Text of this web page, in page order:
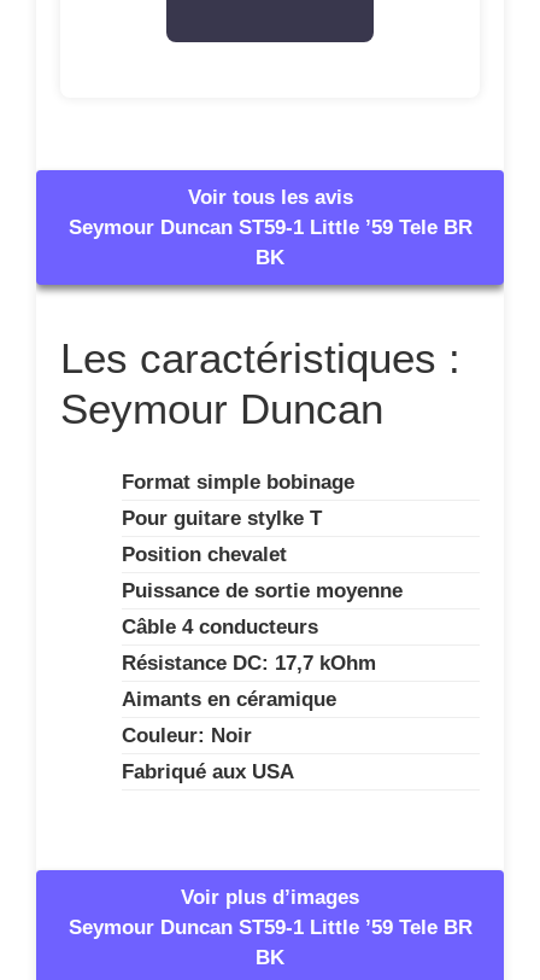
Voir tous les avis
Seymour Duncan ST59-1 Little ’59 Tele BR
BK
Les caractéristiques :
Seymour Duncan
Format simple bobinage
Pour guitare stylke T
Position chevalet
Puissance de sortie moyenne
Câble 4 conducteurs
Résistance DC: 17,7 kOhm
Aimants en céramique
Couleur: Noir
Fabriqué aux USA
Voir plus d’images
Seymour Duncan ST59-1 Little ’59 Tele BR
BK